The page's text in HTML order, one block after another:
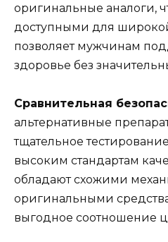
оригинальные аналоги,
доступными для
позволяет мужчинам
здоровье без
Сравнительная
альтернативные
тщательное
высоким стандартам
обладают схожими
оригинальными
выгодное соотношение